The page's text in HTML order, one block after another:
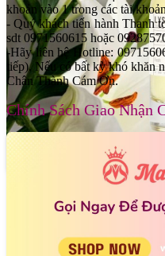
Cảm Nhận Nước Hoa
Nước Hoa Nữ Le Labo Lys
khoản vào 1 trong các tài
- Quý khách tiến hành Thanh
sdt 0971560615 hoặc
-Hãy liên hệ Hotline:
tiếp). Nếu có bất kỳ khó khăn
Chân Thành Cám Ơn.
Chính Sách Giao Nhận